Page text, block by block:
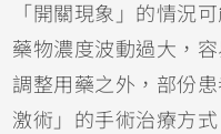
「開關現象」的情況
藥物濃度波動過大，
調整用藥之外，部份
激術」的手術治療方式